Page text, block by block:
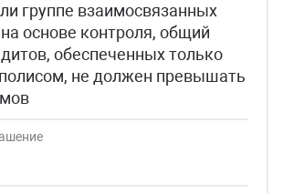
группе взаимосвязанных
основе контроля, общий
обеспеченных только
не должен превышать